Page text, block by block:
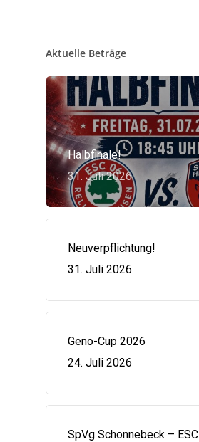
Aktuelle Beträge
Halbfinale!
31. Juli 2026
Neuverpflichtung!
31. Juli 2026
Geno-Cup 2026
24. Juli 2026
SpVg Schonnebeck – ESC